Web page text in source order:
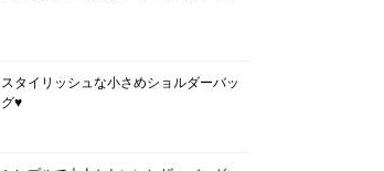
スタイリッシュな小さめショルダーバッ
グ♥